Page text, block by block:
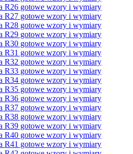
R26 gotowe wzory i wymiary
R27 gotowe wzory i wymiary
R28 gotowe wzory i wymiary
R29 gotowe wzory i wymiary
R30 gotowe wzory i wymiary
R31 gotowe wzory i wymiary
R32 gotowe wzory i wymiary
R33 gotowe wzory i wymiary
R34 gotowe wzory i wymiary
R35 gotowe wzory i wymiary
R36 gotowe wzory i wymiary
R37 gotowe wzory i wymiary
R38 gotowe wzory i wymiary
R39 gotowe wzory i wymiary
R40 gotowe wzory i wymiary
R41 gotowe wzory i wymiary